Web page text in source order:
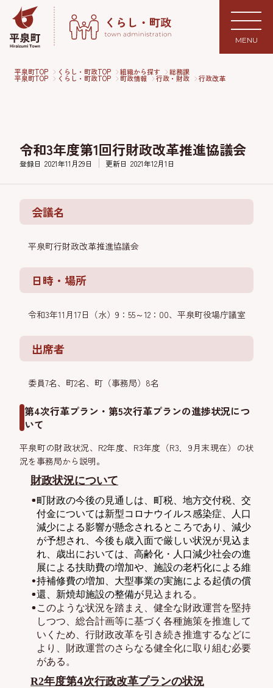
MENU
平泉町TOP くらし・町政TOP 組織から探す 総務課
平泉町TOP くらし・町政TOP 町政情報 行政・財政 行政改革
令和3年度第1回行財政改革推進協議会
登録日 2021年11月29日 更新日 2021年12月1日
会議名
平泉町行財政改革推進協議会
日時・場所
令和3年11月17日（水）9：55～12：00、平泉町役場庁議室
出席者
委員7名、町2名、町（事務局）8名
第4次行革プラン・第5次行革プランの進捗状況につ
いて
平泉町の財政状況、R2年度、R3年度（R3．9月末現在）の状
況を事務局から説明。
財政状況について
町財政の今後の見通しは、町税、 地方交付税、交
付金については新型コロナウイルス感染症、人口
減少による影響が懸念されるところであり、減少
が予想され、今後も歳入面で厳しい状況が見込ま
れ、歳出においては、高齢化・人口減少社会の進
展による扶助費の増加や、施設の老朽化による維
持補修費の増加、大型事業の実施による起債の償
還、 新焼却施設の整備が見込 まれる。
このような状況を踏まえ、健全な財政運営を堅持
しつつ、総合計画等に基づく各種施策を推進して
いくため、行財政改革を引き続き推進するなどに
より、財政運営のさらなる健全化に取り組む必要
がある。
R2年度第4次行政改革プランの状況